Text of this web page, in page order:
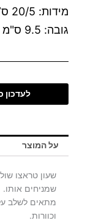
מידות: 20/5 ס”מ
גובה: 9.5 ס"מ
לעדכון
על המוצר
שעון טראצו
שמניחים אותו.
מתאים לשלב
וכוורות.